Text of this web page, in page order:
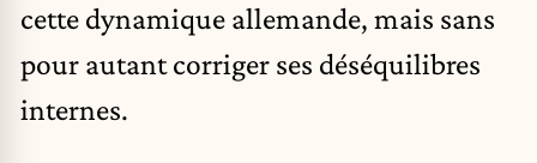
cette dynamique allemande, mais sans
pour autant corriger ses déséquilibres
internes.